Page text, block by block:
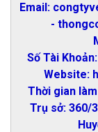
Email:
-
Số Tài
Website:
Thời gian
Trụ sở: 360/